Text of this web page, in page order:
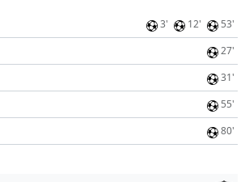
3' 12' 53'
27'
31'
55'
80'